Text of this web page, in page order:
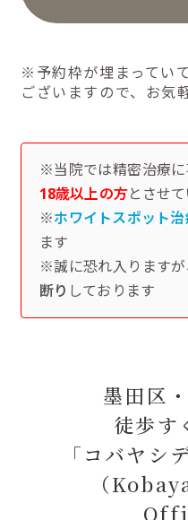
※予約枠が埋まってい
ございますので、お気
※当院では精密治療
18歳以上の方とさせ
※ホワイトスポット
ます
※誠に恐れ入ります
断り しております
墨田区
徒歩す
「コバヤシ
（